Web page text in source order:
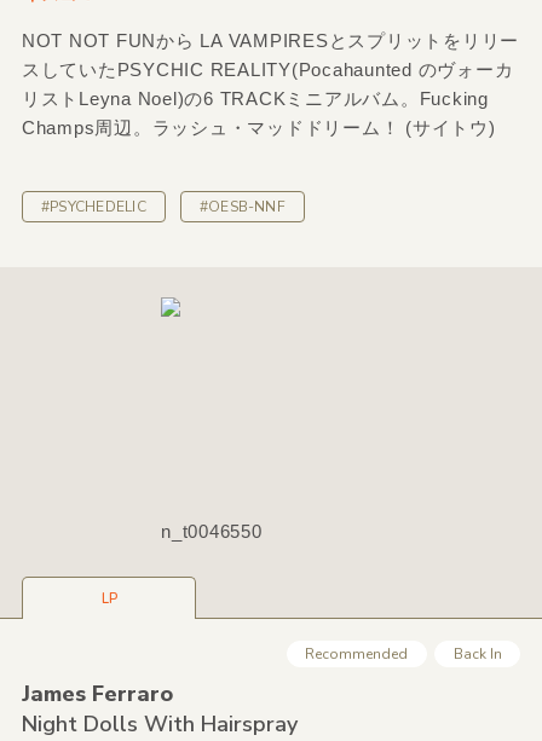
NOT NOT FUNから LA VAMPIRESとスプリットをリリー
スしていたPSYCHIC REALITY(Pocahaunted のヴォーカ
リストLeyna Noel)の6 TRACKミニアルバム。Fucking
Champs周辺。ラッシュ・マッドドリーム！ (サイトウ)
#PSYCHEDELIC #OESB-NNF
n_t0046550
LP
Recommended Back In
James Ferraro
Night Dolls With Hairspray